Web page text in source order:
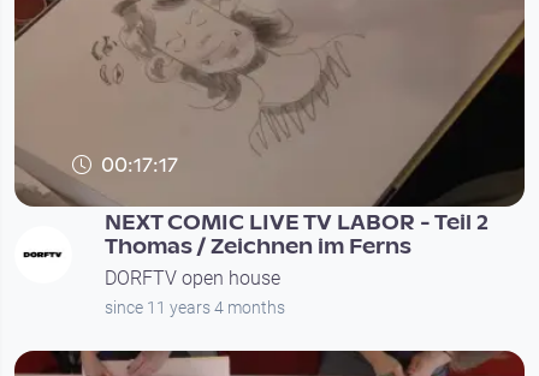
00:17:17
NEXT COMIC LIVE TV LABOR - Teil 2
Thomas / Zeichnen im Ferns
DORFTV open house
since 11 years 4 months